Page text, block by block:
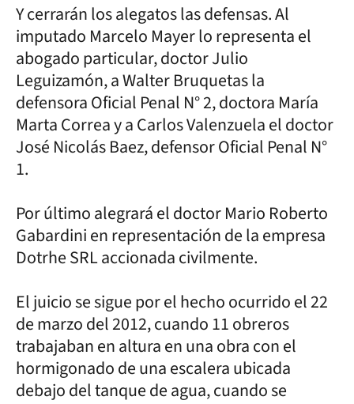
Y cerrarán los alegatos las defensas. Al
imputado Marcelo Mayer lo representa el
abogado particular, doctor Julio
Leguizamón, a Walter Bruquetas la
defensora Oficial Penal N° 2, doctora María
Marta Correa y a Carlos Valenzuela el doctor
José Nicolás Baez, defensor Oficial Penal N°
1.
Por último alegrará el doctor Mario Roberto
Gabardini en representación de la empresa
Dotrhe SRL accionada civilmente.
El juicio se sigue por el hecho ocurrido el 22
de marzo del 2012, cuando 11 obreros
trabajaban en altura en una obra con el
hormigonado de una escalera ubicada
debajo del tanque de agua, cuando se